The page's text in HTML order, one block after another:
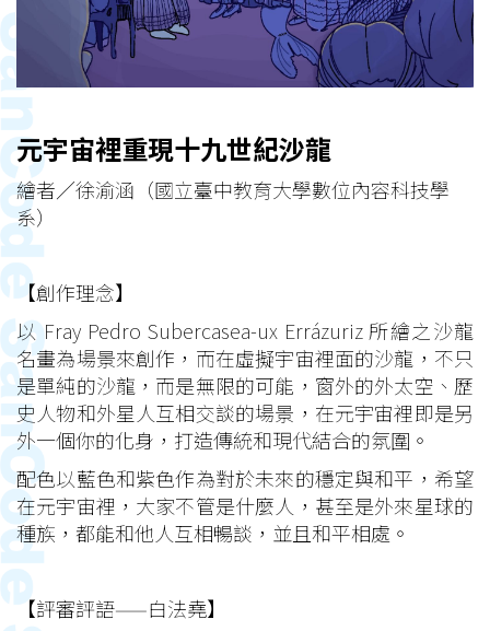
元宇宙裡重現十九世紀沙龍
繪者／徐渝涵（國立臺中教育大學數位內容科技學
系）
【創作理念】
以 Fray Pedro Subercasea-ux Errázuriz 所繪之沙龍
名畫為場景來創作，而在虛擬宇宙裡面的沙龍，不只
是單純的沙龍，而是無限的可能，窗外的外太空、歷
史人物和外星人互相交談的場景，在元宇宙裡即是另
外一個你的化身，打造傳統和現代結合的氛圍。
配色以藍色和紫色作為對於未來的穩定與和平，希望
在元宇宙裡，大家不管是什麼人，甚至是外來星球的
種族，都能和他人互相暢談，並且和平相處。
【評審評語——白法堯】